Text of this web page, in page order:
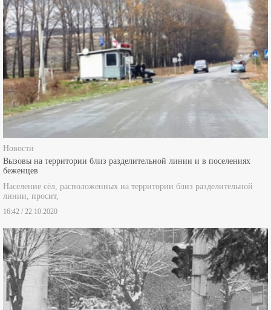
Новости
Вызовы на территории близ разделительной линии и в поселениях
беженцев
Население сёл, расположенных на территории близ разделительной
линии, просит,
16:42 / 22.10.2020